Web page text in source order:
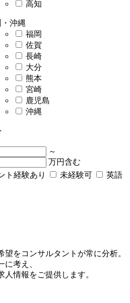
高知
・沖縄
福岡
佐賀
長崎
大分
熊本
宮崎
鹿児島
沖縄
～
万円含む
ト経験あり 未経験可
英語
をコンサルタントが常に分析。
考え、
情報をご提供します。